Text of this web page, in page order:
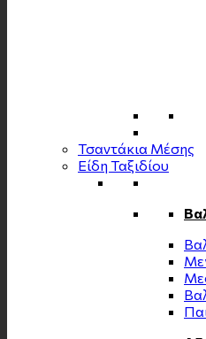
Τσαντάκια Μέσης
Είδη Ταξιδίου